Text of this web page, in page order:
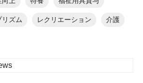
リズム レクリエーション 介護